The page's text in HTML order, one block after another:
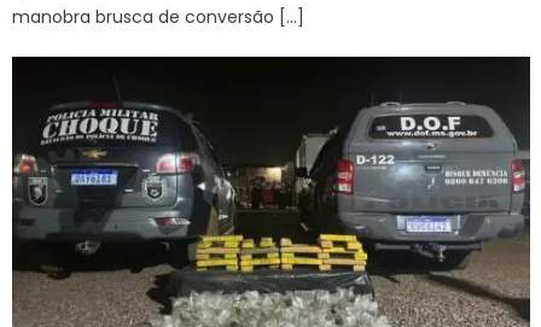
manobra brusca de conversão […]